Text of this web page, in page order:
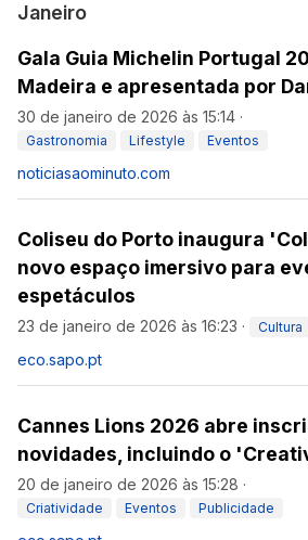
Janeiro
Gala Guia Michelin Portugal
Madeira e apresentada por
30 de janeiro de 2026 às 15:14 ·
Gastronomia Lifestyle Eventos
noticiasaominuto.com
Coliseu do Porto inaugura
novo espaço imersivo para
espetáculos
23 de janeiro de 2026 às 16:23 · Cultura
eco.sapo.pt
Cannes Lions 2026 abre
novidades, incluindo o
20 de janeiro de 2026 às 15:28 ·
Criatividade Eventos Publicidade